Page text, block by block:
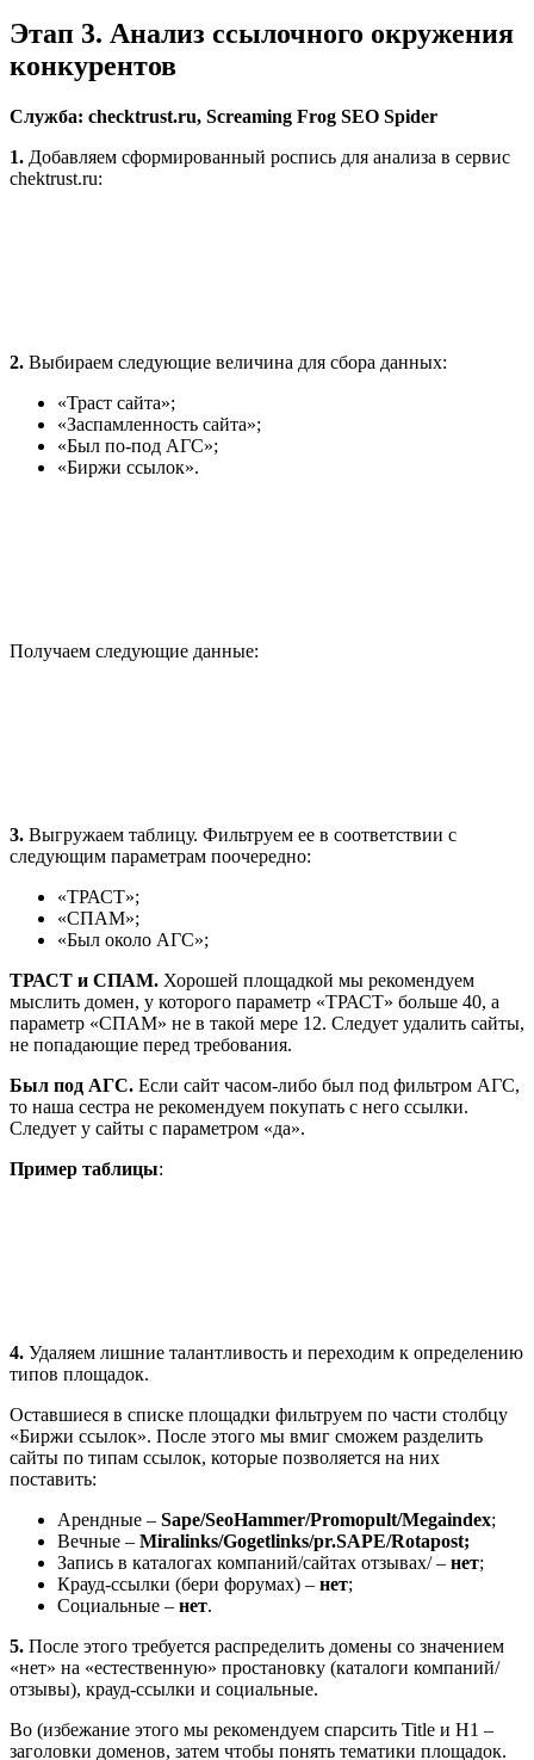
Этап 3. Анализ ссылочного окружения
конкурентов
Служба: checktrust.ru, Screaming Frog SEO Spider
1. Добавляем сформированный роспись для анализа в сервис
chektrust.ru:
2. Выбираем следующие величина для сбора данных:
«Траст сайта»;
«Заспамленность сайта»;
«Был по-под АГС»;
«Биржи ссылок».
Получаем следующие данные:
3. Выгружаем таблицу. Фильтруем ее в соответствии с
следующим параметрам поочередно:
«ТРАСТ»;
«СПАМ»;
«Был около АГС»;
ТРАСТ и СПАМ. Хорошей площадкой мы рекомендуем
мыслить домен, у которого параметр «ТРАСТ» больше 40, а
параметр «СПАМ» не в такой мере 12. Следует удалить сайты,
не попадающие перед требования.
Был под АГС. Если сайт часом-либо был под фильтром АГС,
то наша сестра не рекомендуем покупать с него ссылки.
Следует у сайты с параметром «да».
Пример таблицы:
4. Удаляем лишние талантливость и переходим к определению
типов площадок.
Оставшиеся в списке площадки фильтруем по части столбцу
«Биржи ссылок». После этого мы вмиг сможем разделить
сайты по типам ссылок, которые позволяется на них
поставить:
Арендные – Sape/SeoHammer/Promopult/Megaindex;
Вечные – Miralinks/Gogetlinks/pr.SAPE/Rotapost;
Запись в каталогах компаний/сайтах отзывах/ – нет;
Крауд-ссылки (бери форумах) – нет;
Социальные – нет.
5. После этого требуется распределить домены со значением
«нет» на «естественную» простановку (каталоги компаний/
отзывы), крауд-ссылки и социальные.
Во (избежание этого мы рекомендуем спарсить Title и H1 –
заголовки доменов, затем чтобы понять тематики площадок.